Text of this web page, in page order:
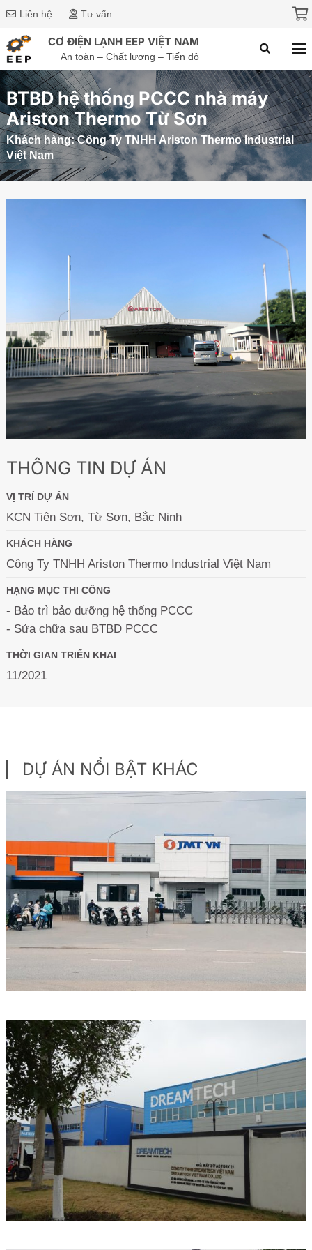
Liên hệ Tư vấn
CƠ ĐIỆN LẠNH EEP VIỆT NAM
An toàn – Chất lượng – Tiến độ
BTBD hệ thống PCCC nhà máy
Ariston Thermo Từ Sơn
Khách hàng:Công Ty TNHH Ariston Thermo Industrial
Việt Nam
THÔNG TIN DỰ ÁN
VỊ TRÍ DỰ ÁN
KCN Tiên Sơn, Từ Sơn, Bắc Ninh
KHÁCH HÀNG
Công Ty TNHH Ariston Thermo Industrial Việt Nam
HẠNG MỤC THI CÔNG
- Bảo trì bảo dưỡng hệ thống PCCC
- Sửa chữa sau BTBD PCCC
THỜI GIAN TRIỂN KHAI
11/2021
DỰ ÁN NỔI BẬT KHÁC